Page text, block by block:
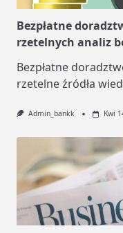
Bezpłatne
rzetelnych analiz
Bezpłatne
rzetelne źródła
Admin_bankk Kwi